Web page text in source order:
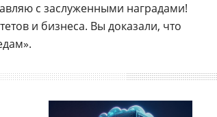
с заслуженными наградами!
и бизнеса. Вы доказали, что